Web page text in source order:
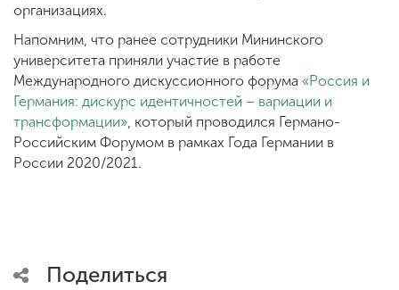
организациях.
Напомним, что ранее сотрудники Мининского
университета приняли участие в работе
Международного дискуссионного форума «Россия и
Германия: дискурс идентичностей – вариации и
трансформации» , который проводился Германо-
Российским Форумом в рамках Года Германии в
России 2020/2021.
Поделиться